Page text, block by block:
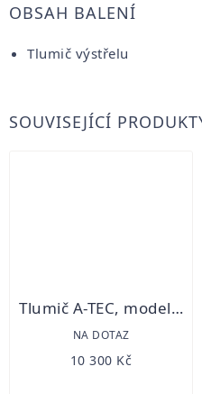
OBSAH BALENÍ
Tlumič výstřelu
SOUVISEJÍCÍ
Tlumič A-TEC, model H2, 3 modulový pro ráže do .338 (8,5mm) na adaptér A-Lock Mini
NA DOTAZ
10 300 Kč